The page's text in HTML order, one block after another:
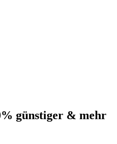
günstiger & mehr